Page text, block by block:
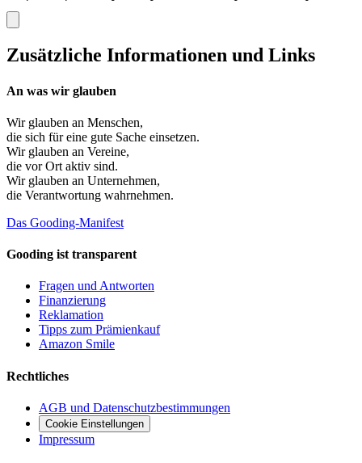
Zusätzliche Informationen und Links
An was wir glauben
Wir glauben an Menschen,
die sich für eine gute Sache einsetzen.
Wir glauben an Vereine,
die vor Ort aktiv sind.
Wir glauben an Unternehmen,
die Verantwortung wahrnehmen.
Das Gooding-Manifest
Gooding ist transparent
Fragen und Antworten
Finanzierung
Reklamation
Tipps zum Prämienkauf
Amazon Smile
Rechtliches
AGB und Datenschutzbestimmungen
Cookie Einstellungen
Impressum